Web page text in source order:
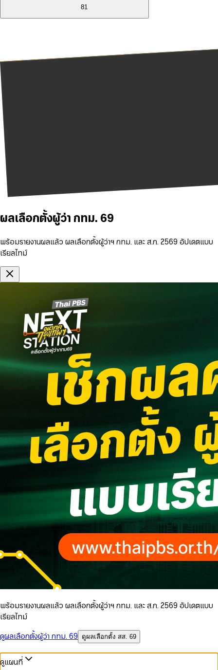
81
ผลเลือกตั้งผู้ว่า กทม. 69
พร้อมรายงานผลแล้ว ผลเลือกตั้งผู้ว่าฯ กทม. และ ส.ก. 2569 อัปเดตแบบ
เรียลไทม์
พร้อมรายงานผลแล้ว ผลเลือกตั้งผู้ว่าฯ กทม. และ ส.ก. 2569 อัปเดตแบบ
เรียลไทม์
ดูผลเลือกตั้งผู้ว่า กทม. 69
ดูผลเลือกตั้ง สส. 69
ดูแผนที่